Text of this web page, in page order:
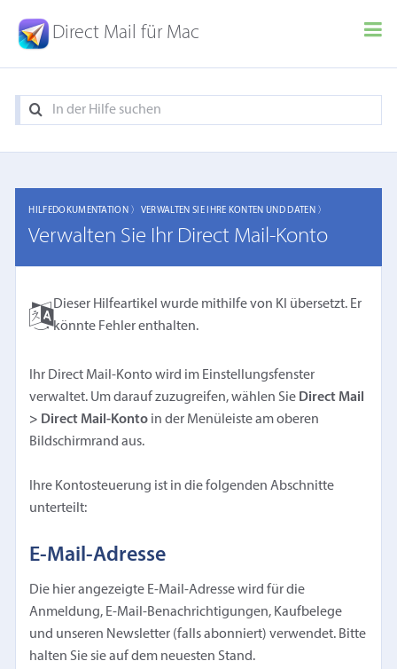
Direct Mail für Mac
HILFEDOKUMENTATION 〉 VERWALTEN SIE IHRE KONTEN UND DATEN 〉
Verwalten Sie Ihr Direct Mail-Konto
Dieser Hilfeartikel wurde mithilfe von KI übersetzt. Er
könnte Fehler enthalten.
Ihr Direct Mail-Konto wird im Einstellungsfenster
verwaltet. Um darauf zuzugreifen, wählen Sie Direct Mail
> Direct Mail-Konto in der Menüleiste am oberen
Bildschirmrand aus.
Ihre Kontosteuerung ist in die folgenden Abschnitte
unterteilt:
E-Mail-Adresse
Die hier angezeigte E-Mail-Adresse wird für die
Anmeldung, E-Mail-Benachrichtigungen, Kaufbelege
und unseren Newsletter (falls abonniert) verwendet. Bitte
halten Sie sie auf dem neuesten Stand.